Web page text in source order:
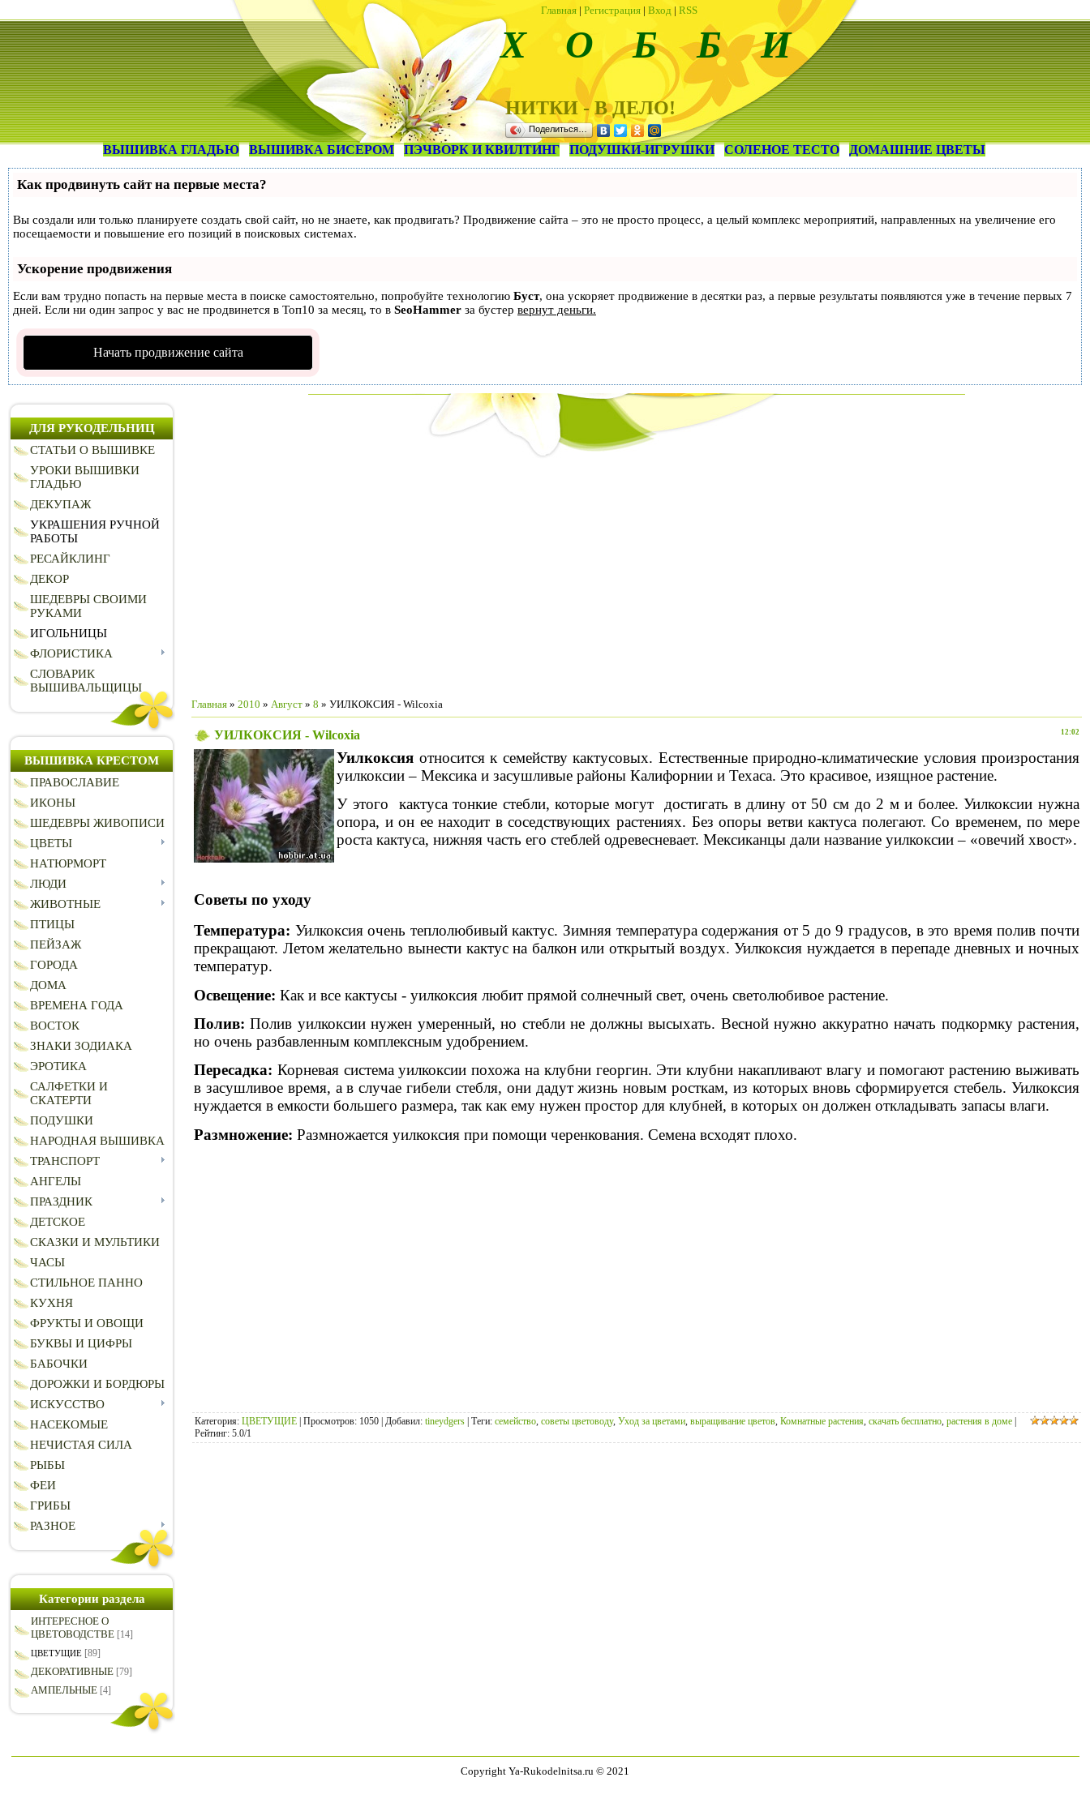
Главная | Регистрация | Вход | RSS
Х О Б Б И
НИТКИ - В ДЕЛО!
Поделиться…
ВЫШИВКА ГЛАДЬЮ ВЫШИВКА БИСЕРОМ ПЭЧВОРК И КВИЛТИНГ ПОДУШКИ-ИГРУШКИ СОЛЕНОЕ ТЕСТО ДОМАШНИЕ ЦВЕТЫ
Как продвинуть сайт на первые места?
Вы создали или только планируете создать свой сайт, но не знаете, как продвигать? Продвижение сайта – это не просто процесс, а целый комплекс мероприятий, направленных на увеличение его
посещаемости и повышение его позиций в поисковых системах.
Ускорение продвижения
Если вам трудно попасть на первые места в поиске самостоятельно, попробуйте технологию Буст, она ускоряет продвижение в десятки раз, а первые результаты появляются уже в течение первых 7
дней. Если ни один запрос у вас не продвинется в Топ10 за месяц, то в SeoHammer за бустер вернут деньги.
Начать продвижение сайта
ДЛЯ РУКОДЕЛЬНИЦ
СТАТЬИ О ВЫШИВКЕ
УРОКИ ВЫШИВКИ
ГЛАДЬЮ
ДЕКУПАЖ
УКРАШЕНИЯ РУЧНОЙ
РАБОТЫ
РЕСАЙКЛИНГ
ДЕКОР
ШЕДЕВРЫ СВОИМИ
РУКАМИ
ИГОЛЬНИЦЫ
ФЛОРИСТИКА
СЛОВАРИК
ВЫШИВАЛЬЩИЦЫ
ВЫШИВКА КРЕСТОМ
ПРАВОСЛАВИЕ
ИКОНЫ
ШЕДЕВРЫ ЖИВОПИСИ
ЦВЕТЫ
НАТЮРМОРТ
ЛЮДИ
ЖИВОТНЫЕ
ПТИЦЫ
ПЕЙЗАЖ
ГОРОДА
ДОМА
ВРЕМЕНА ГОДА
ВОСТОК
ЗНАКИ ЗОДИАКА
ЭРОТИКА
САЛФЕТКИ И
СКАТЕРТИ
ПОДУШКИ
НАРОДНАЯ ВЫШИВКА
ТРАНСПОРТ
АНГЕЛЫ
ПРАЗДНИК
ДЕТСКОЕ
СКАЗКИ И МУЛЬТИКИ
ЧАСЫ
СТИЛЬНОЕ ПАННО
КУХНЯ
ФРУКТЫ И ОВОЩИ
БУКВЫ И ЦИФРЫ
БАБОЧКИ
ДОРОЖКИ И БОРДЮРЫ
ИСКУССТВО
НАСЕКОМЫЕ
НЕЧИСТАЯ СИЛА
РЫБЫ
ФЕИ
ГРИБЫ
РАЗНОЕ
Категории раздела
ИНТЕРЕСНОЕ О
ЦВЕТОВОДСТВЕ [14]
ЦВЕТУЩИЕ [89]
ДЕКОРАТИВНЫЕ [79]
АМПЕЛЬНЫЕ [4]
Главная » 2010 » Август » 8 » УИЛКОКСИЯ - Wilcoxia
12:02
УИЛКОКСИЯ - Wilcoxia
Уилкоксия относится к семейству кактусовых. Естественные природно-климатические условия произростания
уилкоксии – Мексика и засушливые районы Калифорнии и Техаса. Это красивое, изящное растение.
У этого кактуса тонкие стебли, которые могут достигать в длину от 50 см до 2 м и более. Уилкоксии нужна
опора, и он ее находит в соседствующих растениях. Без опоры ветви кактуса полегают. Со временем, по мере
роста кактуса, нижняя часть его стеблей одревесневает. Мексиканцы дали название уилкоксии – «овечий хвост».
Советы по уходу
Температура: Уилкоксия очень теплолюбивый кактус. Зимняя температура содержания от 5 до 9 градусов, в это время полив почти
прекращают. Летом желательно вынести кактус на балкон или открытый воздух. Уилкоксия нуждается в перепаде дневных и ночных
температур.
Освещение: Как и все кактусы - уилкоксия любит прямой солнечный свет, очень светолюбивое растение.
Полив: Полив уилкоксии нужен умеренный, но стебли не должны высыхать. Весной нужно аккуратно начать подкормку растения,
но очень разбавленным комплексным удобрением.
Пересадка: Корневая система уилкоксии похожа на клубни георгин. Эти клубни накапливают влагу и помогают растению выживать
в засушливое время, а в случае гибели стебля, они дадут жизнь новым росткам, из которых вновь сформируется стебель. Уилкоксия
нуждается в емкости большего размера, так как ему нужен простор для клубней, в которых он должен откладывать запасы влаги.
Размножение: Размножается уилкоксия при помощи черенкования. Семена всходят плохо.
Категория: ЦВЕТУЩИЕ | Просмотров: 1050 | Добавил: tineydgers | Теги: семейство советы цветоводу, Уход за цветами выращивание цветов Комнатные растения скачать бесплатно растения в доме |
Рейтинг: 5.0/1
Copyright Ya-Rukodelnitsa.ru © 2021